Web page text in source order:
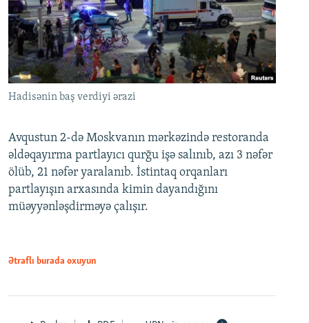
Hadisənin baş verdiyi ərazi
Avqustun 2-də Moskvanın mərkəzində restoranda
əldəqayırma partlayıcı qurğu işə salınıb, azı 3 nəfər
ölüb, 21 nəfər yaralanıb. İstintaq orqanları
partlayışın arxasında kimin dayandığını
müəyyənləşdirməyə çalışır.
Ətraflı burada oxuyun